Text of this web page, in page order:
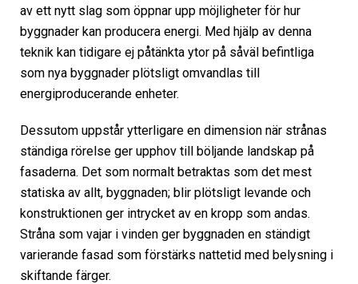
av ett nytt slag som öppnar upp möjligheter för hur
byggnader kan producera energi. Med hjälp av denna
teknik kan tidigare ej påtänkta ytor på såväl befintliga
som nya byggnader plötsligt omvandlas till
energiproducerande enheter.
Dessutom uppstår ytterligare en dimension när strånas
ständiga rörelse ger upphov till böljande landskap på
fasaderna. Det som normalt betraktas som det mest
statiska av allt, byggnaden; blir plötsligt levande och
konstruktionen ger intrycket av en kropp som andas.
Stråna som vajar i vinden ger byggnaden en ständigt
varierande fasad som förstärks nattetid med belysning i
skiftande färger.